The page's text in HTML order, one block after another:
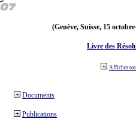
(Genève, Suisse, 15
Livre des
Afficher
Documents
Publications